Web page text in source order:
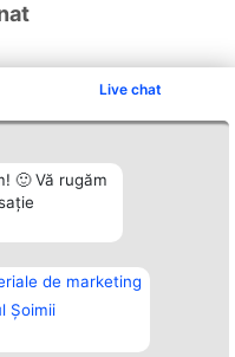
Live chat
🙂 Vă rugăm
de marketing
Șoimii